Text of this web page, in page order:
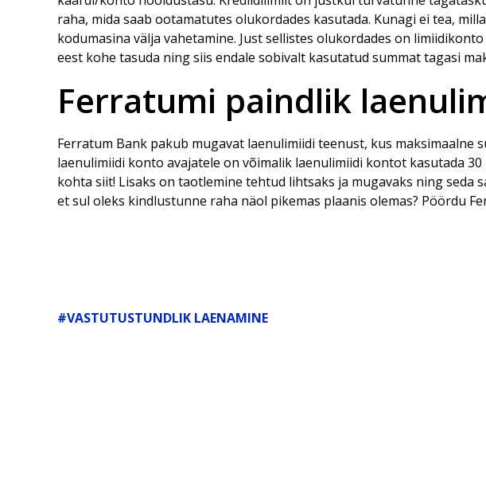
raha, mida saab ootamatutes olukordades kasutada. Kunagi ei tea,
kodumasina välja vahetamine. Just sellistes olukordades on
eest kohe tasuda ning siis endale sobivalt kasutatud summat tagasi
Ferratumi paindlik
Ferratum Bank pakub mugavat laenulimiidi teenust, kus maksimaalne
laenulimiidi konto avajatele on võimalik laenulimiidi kontot kasutada
kohta siit! Lisaks on taotlemine tehtud lihtsaks ja mugavaks ning seda
et sul oleks kindlustunne raha näol pikemas plaanis olemas? Pöördu
#VASTUTUSTUNDLIK LAENAMINE